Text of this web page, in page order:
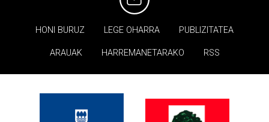
HONI BURUZ LEGE OHARRA PUBLIZITATEA
ARAUAK HARREMANETARAKO RSS